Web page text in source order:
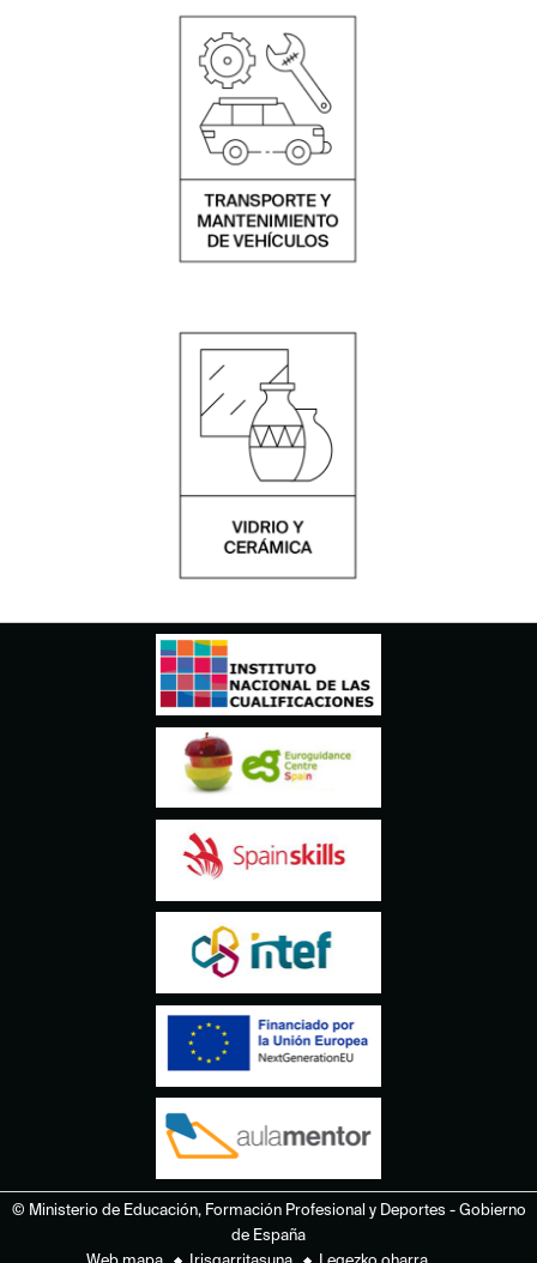
© Ministerio de Educación, Formación Profesional y Deportes - Gobierno
de España